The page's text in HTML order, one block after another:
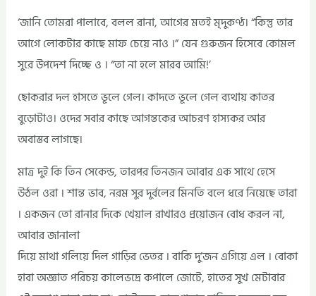
‘জানি তোমরা পালাবে, বলল রানা, আগের মতই মৃদুকণ্ঠ। “কিন্তু তার
আগে লোকটার কাছে মাফ চেয়ে নাও ।” যেন গুরুজন হিসেবে কোমল
সুরে উপদেশ দিচ্ছে ও । “তা না হলে মারব আমি!’
ছোকরার দল হাসতে ভূলে গেল। কাদতে ভূলে গেল ব্যথায় কাতর
বুড়োটাও। ওদের সবার কাছে আগন্তকের আচরণ হাস্যকর আর
অবাস্তব লাগছে।
মাত্র দুই কি তিন সেকেন্ড, তারপর তিনজন আবার এক সাথে হেসে
উঠল ওরা । শান্ত ভাব, নরম সুর দুর্বলের মিনতি বলে ধরে নিয়েছে তারা
। একজন তো রানার দিকে খেয়াল রাখারও প্রয়োজন বোধ করল না,
আবার জানালা
দিয়ে মাথা গলিয়ে দিল গাড়ির ভেতর । বাকি দু’জন এগিয়ে এল । বোকা
হাবা অজ্ঞাত পরিচয় কালেভদ্রে কপালে জোটে, হাতের সুখ মেটাবার